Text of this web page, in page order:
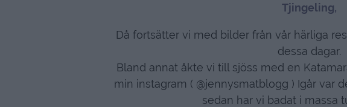
Tjingeling,
Då fortsätter vi med bilder från vår härliga
dessa dagar.
Bland annat åkte vi till sjöss med en
min instagram ( @jennysmatblogg ) Igår var
sedan har vi badat i massa